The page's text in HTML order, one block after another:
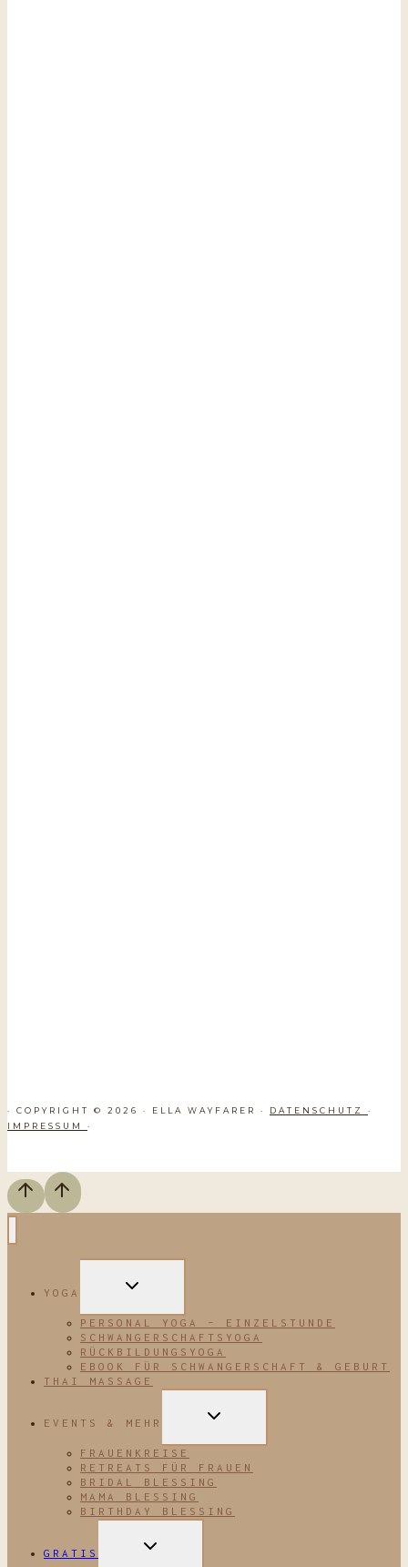
· COPYRIGHT © 2026 · ELLA WAYFARER · DATENSCHUTZ ·
IMPRESSUM ·
YOGA
UNTERMENÜ
PERSONAL YOGA – EINZELSTUNDE
SCHWANGERSCHAFTSYOGA
RÜCKBILDUNGSYOGA
EBOOK FÜR SCHWANGERSCHAFT & GEBURT
THAI MASSAGE
EVENTS & MEHR
UNTERMENÜ
FRAUENKREISE
RETREATS FÜR FRAUEN
BRIDAL BLESSING
MAMA BLESSING
BIRTHDAY BLESSING
GRATIS
UNTERMENÜ